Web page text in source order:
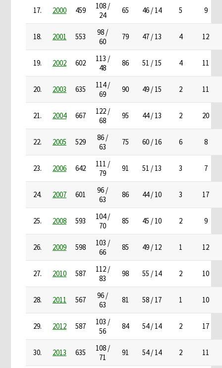
17. 2000 459
108 /
24
65 46 / 14 5 9
18. 2001 553
98 /
60
79 47 / 13 4 12
19. 2002 602
113 /
48
86 51 / 15 4 11
20. 2003 635
114 /
69
90 49 / 15 2 11
21. 2004 667
122 /
68
95 44 / 13 2 20
22. 2005 529
86 /
63
75 60 / 16 6 8
23. 2006 642
111 /
79
91 51 / 13 3 7
24. 2007 601
96 /
63
86 44 / 10 3 17
25. 2008 593
104 /
70
85 45 / 10 2 9
26. 2009 598
103 /
66
85 49 / 12 1 12
27. 2010 587
112 /
83
98 55 / 14 2 10
28. 2011 567
96 /
63
81 58 / 17 1 10
29. 2012 587
103 /
56
84 54 / 14 2 17
30. 2013 635
108 /
71
91 54 / 14 2 11